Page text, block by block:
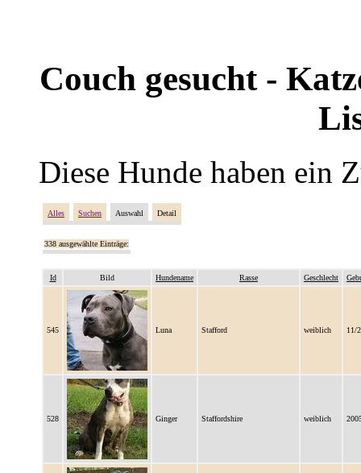
Couch gesucht -
Diese Hunde haben ein
Alles Suchen Auswahl Detail
338 ausgewählte Einträge:
Id Bild Hundename Rasse Geschlecht
545 Luna Stafford weiblich 11/
528 Ginger Staffordshire weiblich